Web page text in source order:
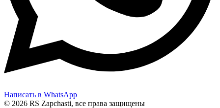
Написать в WhatsApp
© 2026 RS Zapchasti, все права защищены